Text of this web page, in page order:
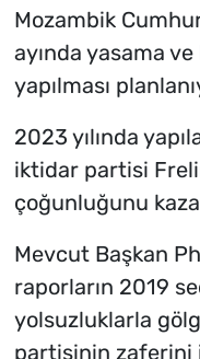
Mozambik
ayında yasama
yapılması
2023 yılında
iktidar partisi
çoğunluğunu
Mevcut Başkan
raporların 2019
yolsuzluklarla
partisinin zaferini